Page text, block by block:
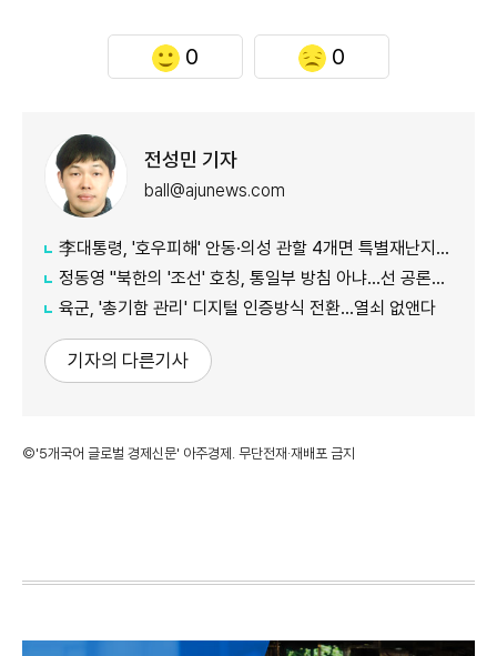
0 0
전성민 기자
ball@ajunews.com
李대통령, '호우피해' 안동·의성 관할 4개면 특별재난지역 선포
정동영 "북한의 '조선' 호칭, 통일부 방침 아냐...선 공론화 먼저"
육군, '총기함 관리' 디지털 인증방식 전환…열쇠 없앤다
기자의 다른기사
©'5개국어 글로벌 경제신문' 아주경제. 무단전재·재배포 금지